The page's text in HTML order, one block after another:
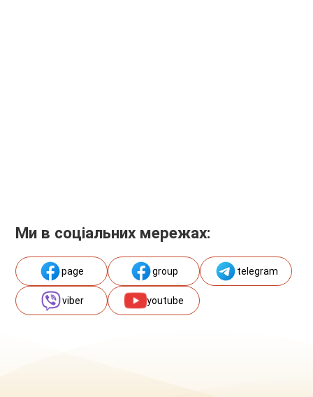
Ми в соціальних мережах:
page group telegram
viber youtube